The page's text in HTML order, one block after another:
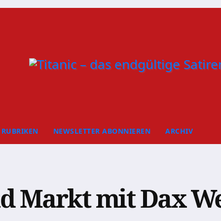
RUBRIKEN NEWSLETTER ABONNIEREN ARCHIV
Markt mit Dax